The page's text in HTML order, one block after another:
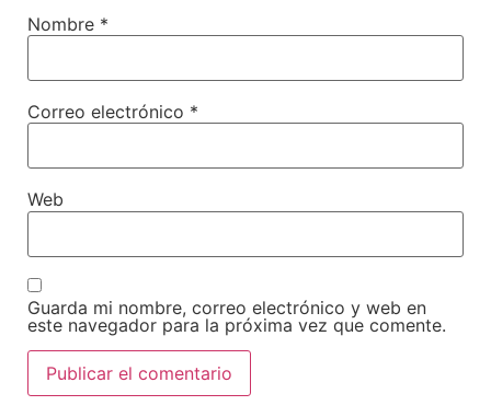
Nombre *
Correo electrónico *
Web
Guarda mi nombre, correo electrónico y web en
este navegador para la próxima vez que comente.